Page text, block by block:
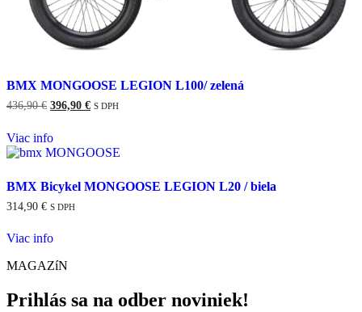
BMX MONGOOSE LEGION L100/ zelená
436,90€ Pôvodná
436,90 €.
396,90 €Aktuálna
S DPH
Viac info
BMX Bicykel MONGOOSE LEGION L20 / biela
314,90 € S DPH
Viac info
MAGAZíN
Prihlás sa na odber noviniek!